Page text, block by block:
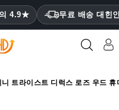
의 4.9★ 무료 배송 대힌
니 트라이스트 디럭스 로즈 우드 휴